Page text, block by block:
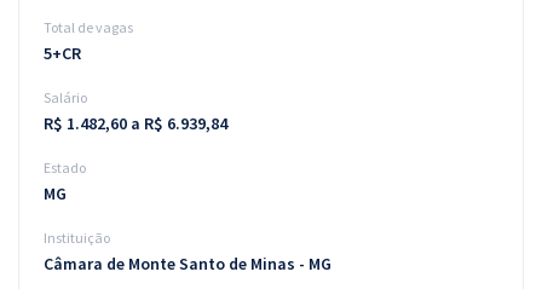
Blog
Aprovados
Atendimento
Total de vagas
5+CR
Salário
R$ 1.482,60 a R$ 6.939,84
Estado
MG
Instituição
Câmara de Monte Santo de Minas - MG